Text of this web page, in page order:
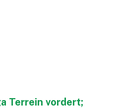
Terrein vordert;